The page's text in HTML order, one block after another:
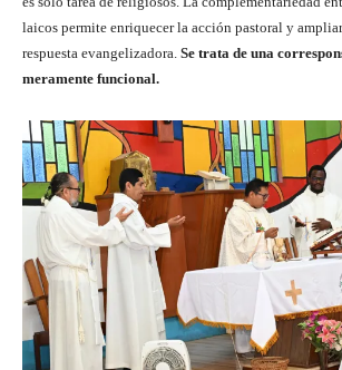
laicos permite enriquecer la acción pastoral y
respuesta evangelizadora. Se trata de una
meramente funcional.